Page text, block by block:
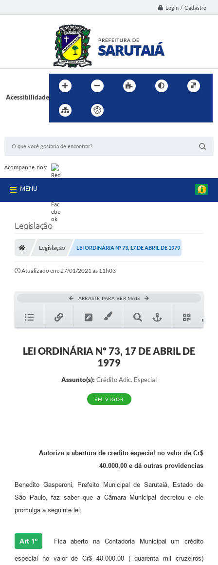
Login / Cadastro
Acessibilidade
Acompanhe-nos:
MENU
Legislação
Legislação LEI ORDINÁRIA Nº 73, 17 DE ABRIL DE 1979
Atualizado em: 27/01/2021 às 11h03
ARRASTE PARA VER MAIS
LEI ORDINÁRIA Nº 73, 17 DE ABRIL DE
1979
Assunto(s): Crédito Adic. Especial
EM VIGOR
Autoriza a abertura de credito especial no valor de Cr$
40.000,00 e dá outras providencias
Benedito Gasperoni, Prefeito Municipal de Sarutaiá, Estado de
São Paulo, faz saber que a Câmara Municipal decretou e ele
promulga a seguinte lei:
Art 1º Fica aberto na Contadoria Municipal um crédito
especial no valor de Cr$ 40.000,00 ( quarenta mil cruzeiros)